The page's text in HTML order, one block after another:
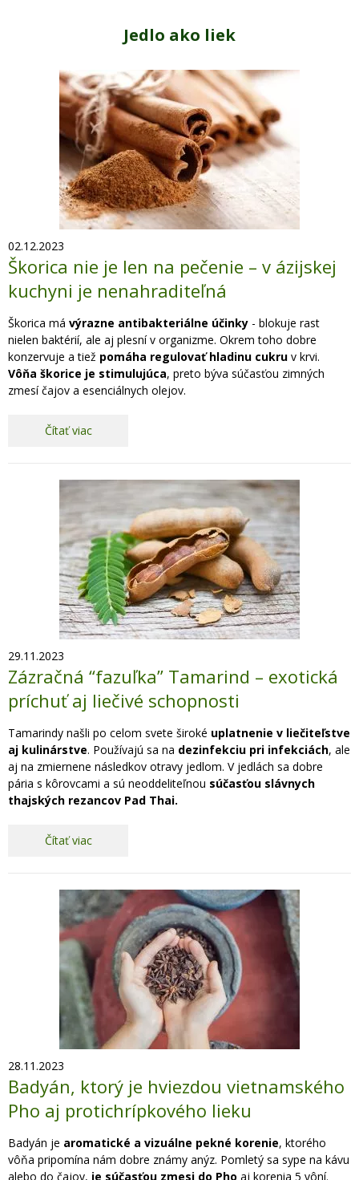
Jedlo ako liek
02.12.2023
Škorica nie je len na pečenie – v ázijskej
kuchyni je nenahraditeľná
Škorica má výrazne antibakteriálne účinky - blokuje rast
nielen baktérií, ale aj plesní v organizme. Okrem toho dobre
konzervuje a tiež pomáha regulovať hladinu cukru v krvi.
Vôňa škorice je stimulujúca, preto býva súčasťou zimných
zmesí čajov a esenciálnych olejov.
Čítať viac
29.11.2023
Zázračná “fazuľka” Tamarind – exotická
príchuť aj liečivé schopnosti
Tamarindy našli po celom svete široké uplatnenie v liečiteľstve
aj kulinárstve. Používajú sa na dezinfekciu pri infekciách, ale
aj na zmiernene následkov otravy jedlom. V jedlách sa dobre
pária s kôrovcami a sú neoddeliteľnou súčasťou slávnych
thajských rezancov Pad Thai.
Čítať viac
28.11.2023
Badyán, ktorý je hviezdou vietnamského
Pho aj protichrípkového lieku
Badyán je aromatické a vizuálne pekné korenie, ktorého
vôňa pripomína nám dobre známy anýz. Pomletý sa sype na kávu
alebo do čajov, je súčasťou zmesi do Pho aj korenia 5 vôní.